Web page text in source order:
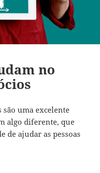
no
uma excelente
algo diferente, que
de ajudar as pessoas
ajudam no sucesso dos